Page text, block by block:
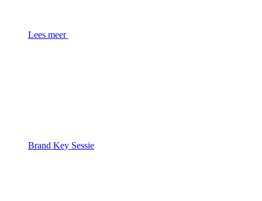
Lees meer
Brand Key Sessie